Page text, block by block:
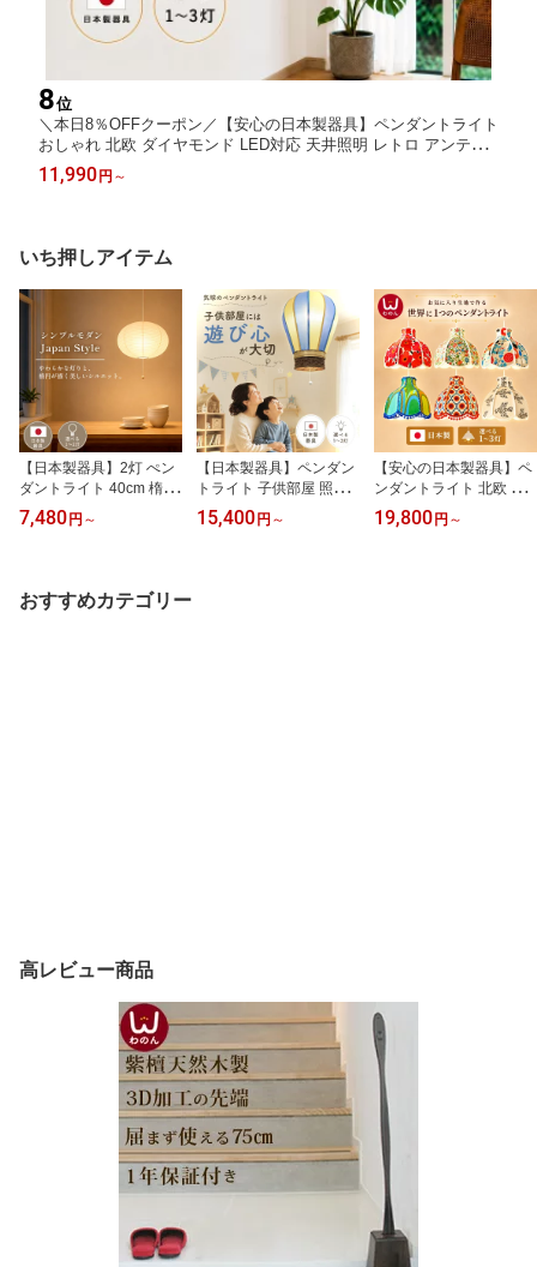
8位
＼本日8％OFFクーポン／【安心の日本製器具】ペンダントライト
おしゃれ 北欧 ダイヤモンド LED対応 天井照明 レトロ アンティ
ーク 照明 2灯 3灯 リビング ダイニング 寝室 6畳 8畳 吊り下げ照
明 カフェ風 昭和レトロ 大正ロマン クラシック カフェ風 店舗照
11,990円 ～
いち押しアイテム
【日本製器具】2灯 ぺン
ダントライト 40cm 楕円
和紙シェード 明るい オ
ーバル ジャパンディ照明
部屋 寝室 LED 照明器具
和モダン 6畳 8畳 天井照
7,480円 ～
【日本製器具】ペンダン
トライト 子供部屋 照明
気球 子ども部屋 子供部
屋照明 led LED電球対応
15,400円 ～
【安心の日本製器具】ペ
ンダントライト 北欧 か
わいい 持込布地 天井照
明 子供部屋 照明 明るい
19,800円 ～
おすすめカテゴリー
高レビュー商品